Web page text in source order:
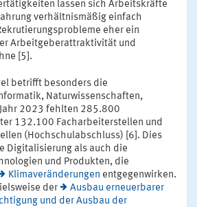
lassen sich Arbeitskräfte
verhältnismäßig einfach
eher ein
Arbeitgeberattraktivität und
[5].
betrifft besonders die
Naturwissenschaften,
2023 fehlten 285.800
132.100 Facharbeiterstellen und
(Hochschulabschluss) [6]. Dies
Digitalisierung als auch die
und Produkten, die
Klimaveränderungen entgegenwirken.
der
Ausbau erneuerbarer
und der Ausbau der